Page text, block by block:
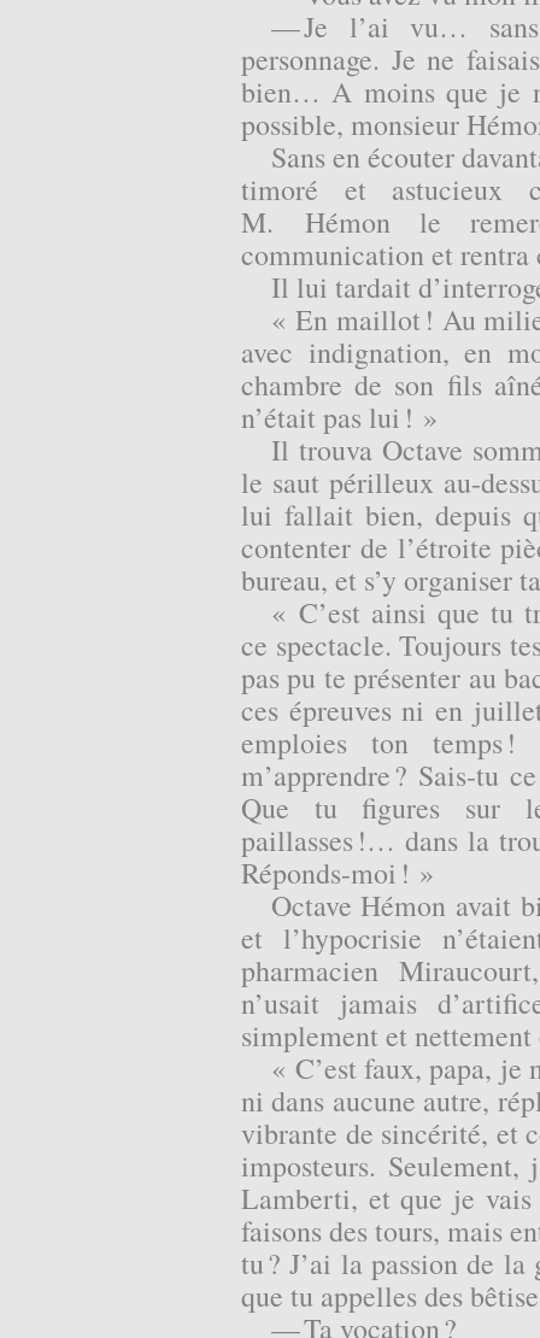
— Je l’ai vu…
personnage. Je ne
bien… A moins que je
possible, monsieur
Sans en écouter
timoré et astucieux
M. Hémon le
communication et rentra
Il lui tardait
« En maillot ! Au
avec indignation, en
chambre de son fils
n’était pas lui ! »
Il trouva Octave
le saut périlleux au-
lui fallait bien, depuis
contenter de l’étroite
bureau, et s’y organiser
« C’est ainsi que tu
ce spectacle. Toujours
pas pu te présenter au
ces épreuves ni en
emploies ton temps
m’apprendre ? Sais-tu
Que tu figures sur
paillasses !… dans la
Réponds-moi ! »
Octave Hémon avait
et l’hypocrisie
pharmacien
n’usait jamais
simplement et
« C’est faux, papa, je
ni dans aucune autre,
vibrante de sincérité, et
imposteurs. Seulement,
Lamberti, et que je vais
faisons des tours, mais
tu ? J’ai la passion de
que tu appelles des
— Ta vocation ?